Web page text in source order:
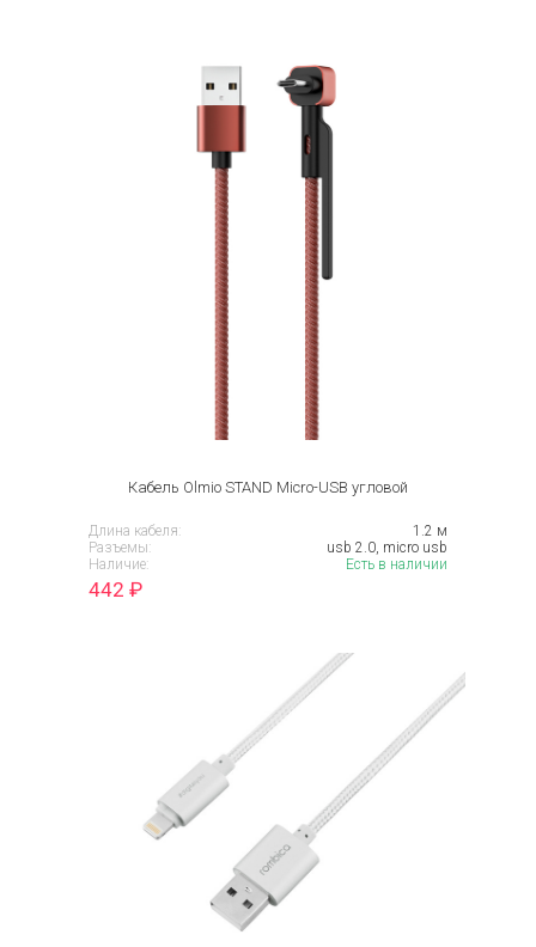
Кабель Olmio STAND Micro-USB угловой
Длина кабеля:
1.2 м
Разъемы:
usb 2.0, micro usb
Наличие:
Есть в наличии
442 ₽